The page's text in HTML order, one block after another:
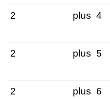
2 plus 4
2 plus 5
2 plus 6